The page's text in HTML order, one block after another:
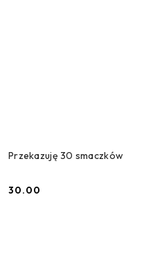
Przekazuję 30 smaczków
Cena:
30.00